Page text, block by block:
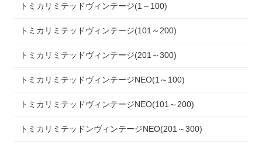
トミカリミテッドヴィンテージ(1～100)
トミカリミテッドヴィンテージ(101～200)
トミカリミテッドヴィンテージ(201～300)
トミカリミテッドヴィンテージNEO(1～100)
トミカリミテッドヴィンテージNEO(101～200)
トミカリミテッドンヴィンテージNEO(201～300)